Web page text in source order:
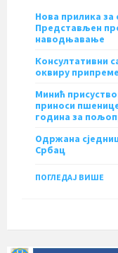
Нова прилика
Представљен
наводњавање
Консултативни
оквиру
Минић
приноси
година за
Одржана
Србац
ПОГЛЕДАЈ ВИШЕ